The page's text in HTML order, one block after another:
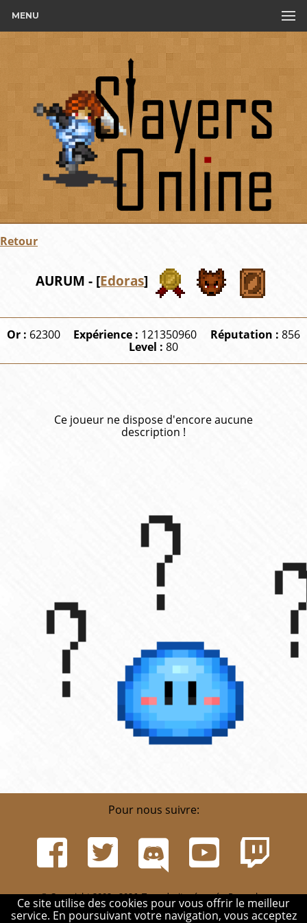
MENU
Retour
AURUM - [Edoras]
Or : 62300 Expérience : 121350960 Réputation :856
Level : 80
Ce joueur ne dispose d'encore aucune
description !
Pour nous suivre:
© Copyright 2002 - 2026. Tous droits réservés. Pour plus
d'informations, rendez-vous sur la page Infos.
Ce site utilise des cookies pour vous offrir le meilleur
service. En poursuivant votre navigation, vous acceptez